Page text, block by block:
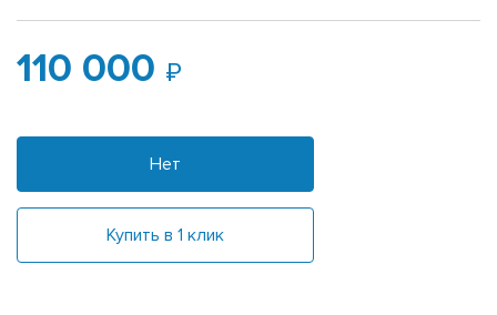
110 000
Нет
Купить в 1 клик